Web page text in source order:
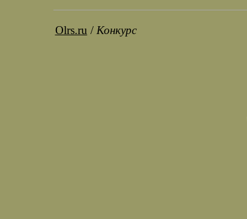
Olrs.ru / Конкурс